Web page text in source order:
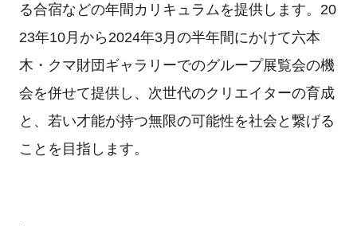
る合宿などの年間カリキュラムを提供します。20
23年10月から2024年3月の半年間にかけて六本
木・クマ財団ギャラリーでのグループ展覧会の機
会を併せて提供し、次世代のクリエイターの育成
と、若い才能が持つ無限の可能性を社会と繋げる
ことを目指します。